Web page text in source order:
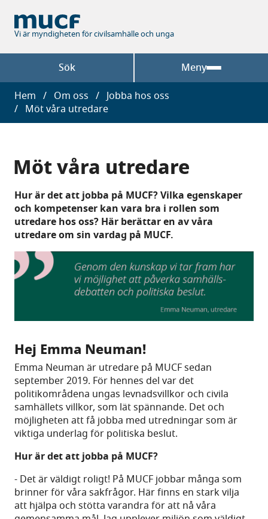
huvudinnehåll
Vi är myndigheten för civilsamhälle och unga
Sök Meny
Länkstig
Hem Om oss
Jobba hos oss
Möt våra utredare
Möt våra utredare
Hur är det att jobba på MUCF? Vilka egenskaper
och kompetenser kan vara bra i rollen som
utredare hos oss? Här berättar en av våra
utredare om sin vardag på MUCF.
Hej Emma Neuman!
Emma Neuman är utredare på MUCF sedan
september 2019. För hennes del var det
politikområdena ungas levnadsvillkor och civila
samhällets villkor, som lät spännande. Det och
möjligheten att få jobba med utredningar som är
viktiga underlag för politiska beslut.
Hur är det att jobba på MUCF?
- Det är väldigt roligt! På MUCF jobbar många som
brinner för våra sakfrågor. Här finns en stark vilja
att hjälpa och stötta varandra för att nå våra